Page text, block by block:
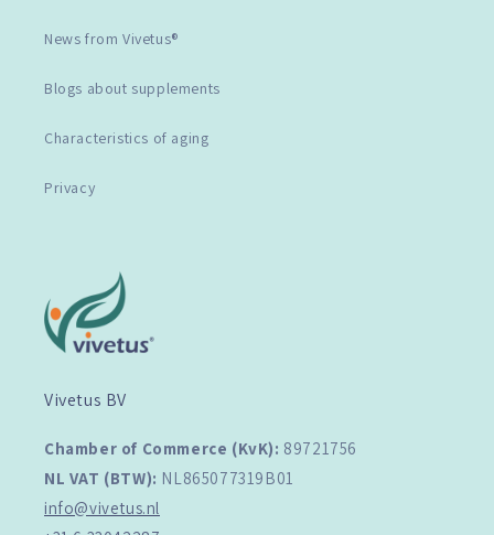
News from Vivetus®
Blogs about supplements
Characteristics of aging
Privacy
Vivetus BV
Chamber of Commerce (KvK): 89721756
NL VAT (BTW): NL865077319B01
info@vivetus.nl